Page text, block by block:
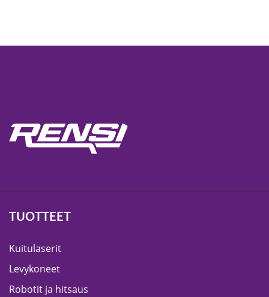
TUOTTEET
Kuitulaserit
Levykoneet
Robotit ja hitsaus